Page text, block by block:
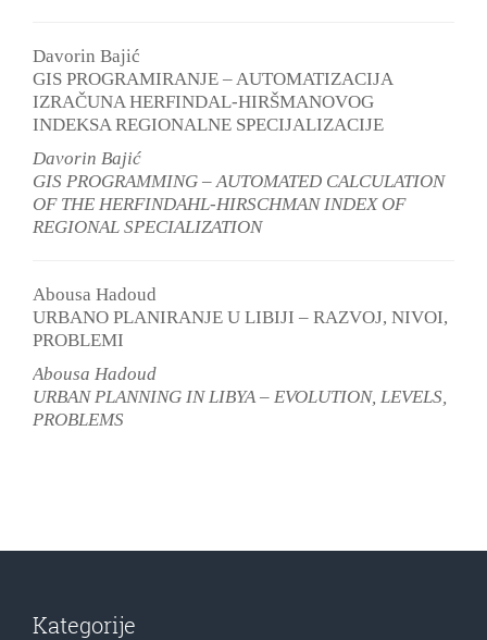
Davorin Bajić
GIS PROGRAMIRANJE – AUTOMATIZACIJA
IZRAČUNA HERFINDAL-HIRŠMANOVOG
INDEKSA REGIONALNE SPECIJALIZACIJE
Davorin Bajić
GIS PROGRAMMING – AUTOMATED CALCULATION
OF THE HERFINDAHL-HIRSCHMAN INDEX OF
REGIONAL SPECIALIZATION
Abousa Hadoud
URBANO PLANIRANJE U LIBIJI – RAZVOJ, NIVOI,
PROBLEMI
Abousa Hadoud
URBAN PLANNING IN LIBYA – EVOLUTION, LEVELS,
PROBLEMS
Kategorije